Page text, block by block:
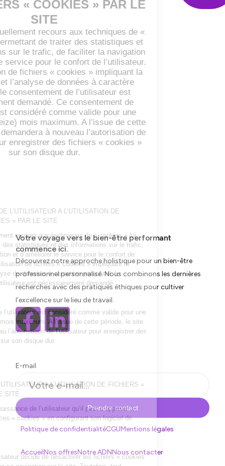
Votre voyage vers le bien-être performant
commence ici.
Découvrez notre approche holistique pour un bien-être
professionnel personnalisé. Nous combinons les dernières
recherches avec des pratiques éthiques pour cultiver
l’excellence sur le lieu de travail.
E-mail
Prendre contact
Politique de confidentialitéCGUMentions légales
AccueilNos offresNotre ADNNous contacter